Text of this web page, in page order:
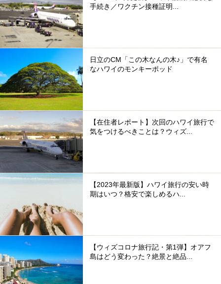
手続き／ワクチン接種証明...
日立のCM「この木なんの木♪」で有名
なハワイのモンキーポッド
【在住者レポート】次回のハワイ旅行で
気をつけるべきことは？ウィズ...
【2023年最新版】ハワイ旅行の安い時
期はいつ？格安で楽しめるハ...
【ウィズコロナ旅行記・第1弾】オアフ
島はどう変わった？絶景と絶品...